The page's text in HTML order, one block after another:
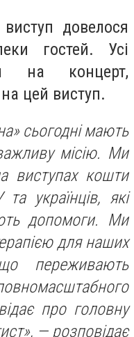
довелося
гостей. Усі
на концерт,
цей виступ.
сьогодні мають
місію. Ми
виступах кошти
українців, які
допомоги. Ми
для наших
переживають
про головну
— розповідає